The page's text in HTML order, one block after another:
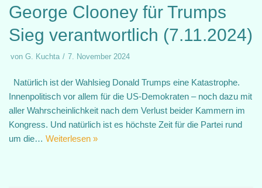
George Clooney für Trumps
Sieg verantwortlich (7.11.2024)
von G. Kuchta 7. November 2024
Natürlich ist der Wahlsieg Donald Trumps eine Katastrophe.
Innenpolitisch vor allem für die US-Demokraten – noch dazu mit
aller Wahrscheinlichkeit nach dem Verlust beider Kammern im
Kongress. Und natürlich ist es höchste Zeit für die Partei rund
um die… Weiterlesen »